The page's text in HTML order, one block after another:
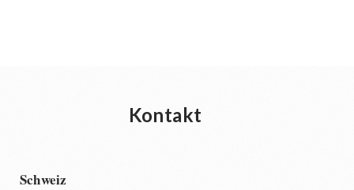
Kontakt
Schweiz